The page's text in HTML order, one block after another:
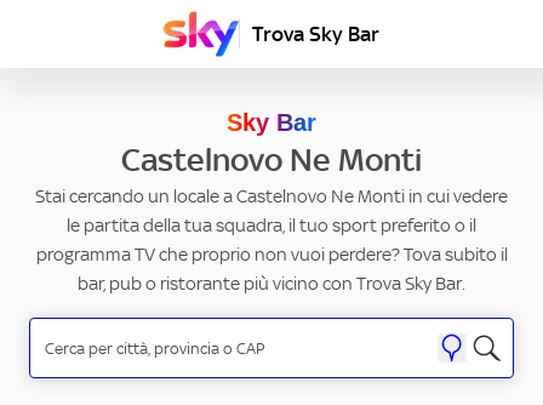
Trova Sky Bar
Sky Bar
Castelnovo Ne Monti
Stai cercando un locale a Castelnovo Ne Monti in cui vedere
le partita della tua squadra, il tuo sport preferito o il
programma TV che proprio non vuoi perdere? Tova subito il
bar, pub o ristorante più vicino con Trova Sky Bar.